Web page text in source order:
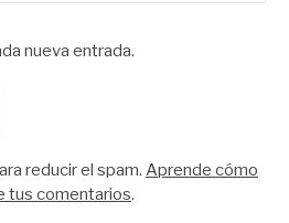
nueva entrada.
reducir el spam. Aprende cómo
tus comentarios.